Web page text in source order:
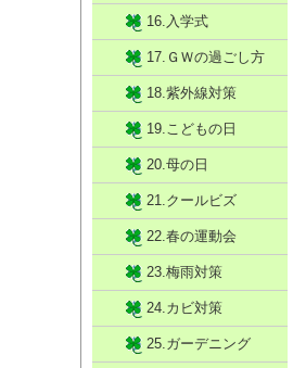
16.入学式
17.ＧＷの過ごし方
18.紫外線対策
19.こどもの日
20.母の日
21.クールビズ
22.春の運動会
23.梅雨対策
24.カビ対策
25.ガーデニング